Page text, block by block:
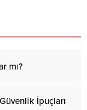
mı?
İpuçları